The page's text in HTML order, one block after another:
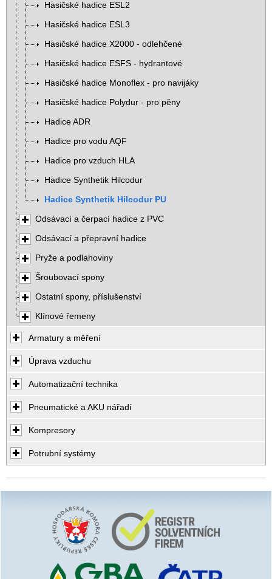
Hasičské hadice ESL2
Hasičské hadice ESL3
Hasičské hadice X2000 - odlehčené
Hasičské hadice ESFS - hydrantové
Hasičské hadice Monoflex - pro navijáky
Hasičské hadice Polydur - pro pěny
Hadice ADR
Hadice pro vodu AQF
Hadice pro vzduch HLA
Hadice Synthetik Hilcodur
Hadice Synthetik Hilcodur PU
Odsávací a čerpací hadice z PVC
Odsávací a přepravní hadice
Pryže a podlahoviny
Šroubovací spony
Ostatní spony, příslušenství
Klínové řemeny
Armatury a měření
Úprava vzduchu
Automatizační technika
Pneumatické a AKU nářadí
Kompresory
Potrubní systémy